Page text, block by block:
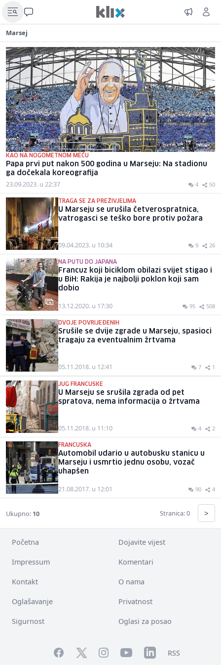
Marsej
KAO NA NOGOMETNOM MEČU
Papa prvi put nakon 500 godina u Marseju: Na stadionu
ga dočekala koreografija
23.09.2023. u 22:37 4 50
TRAGA SE ZA PREŽIVJELIMA
U Marseju se urušila četverospratnica,
vatrogasci se teško bore protiv požara
09.04.2023. u 10:34 9 26
NA PUTU DO JAPANA
Francuz koji biciklom obilazi svijet stigao i
u BiH: Rakija je najbolji poklon koji sam
dobio
13.12.2020. u 17:30 95 508
DVOJE POVRIJEĐENIH
Srušile se dvije zgrade u Marseju, spasioci
tragaju za eventualnim žrtvama
05.11.2018. u 12:41 7 1
JUG FRANCUSKE
U Marseju se srušila zgrada od pet
spratova, nema informacija o žrtvama
05.11.2018. u 11:10 4 2
FRANCUSKA
Automobil udario u autobusku stanicu u
Marseju i usmrtio jednu osobu, vozač
uhapšen
21.08.2017. u 12:01 90 4
Ukupno: 10 Stranica: 0 >
Početna Dojavite vijest
Impressum Komentari
Kontakt O nama
Oglašavanje Privatnost
Sigurnost Oglasi za posao
FacebookTwitterInstagramYouTubeLinkedInRSS